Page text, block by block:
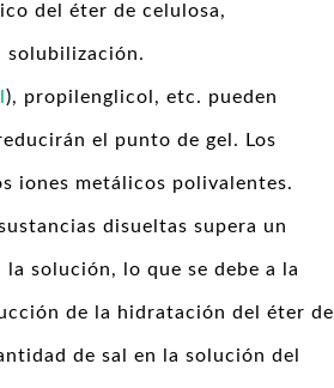
del éter de celulosa,
solubilización.
), propilenglicol, etc. pueden
el punto de gel. Los
iones metálicos polivalentes.
disueltas supera un
solución, lo que se debe a la
de la hidratación del éter de
de sal en la solución del